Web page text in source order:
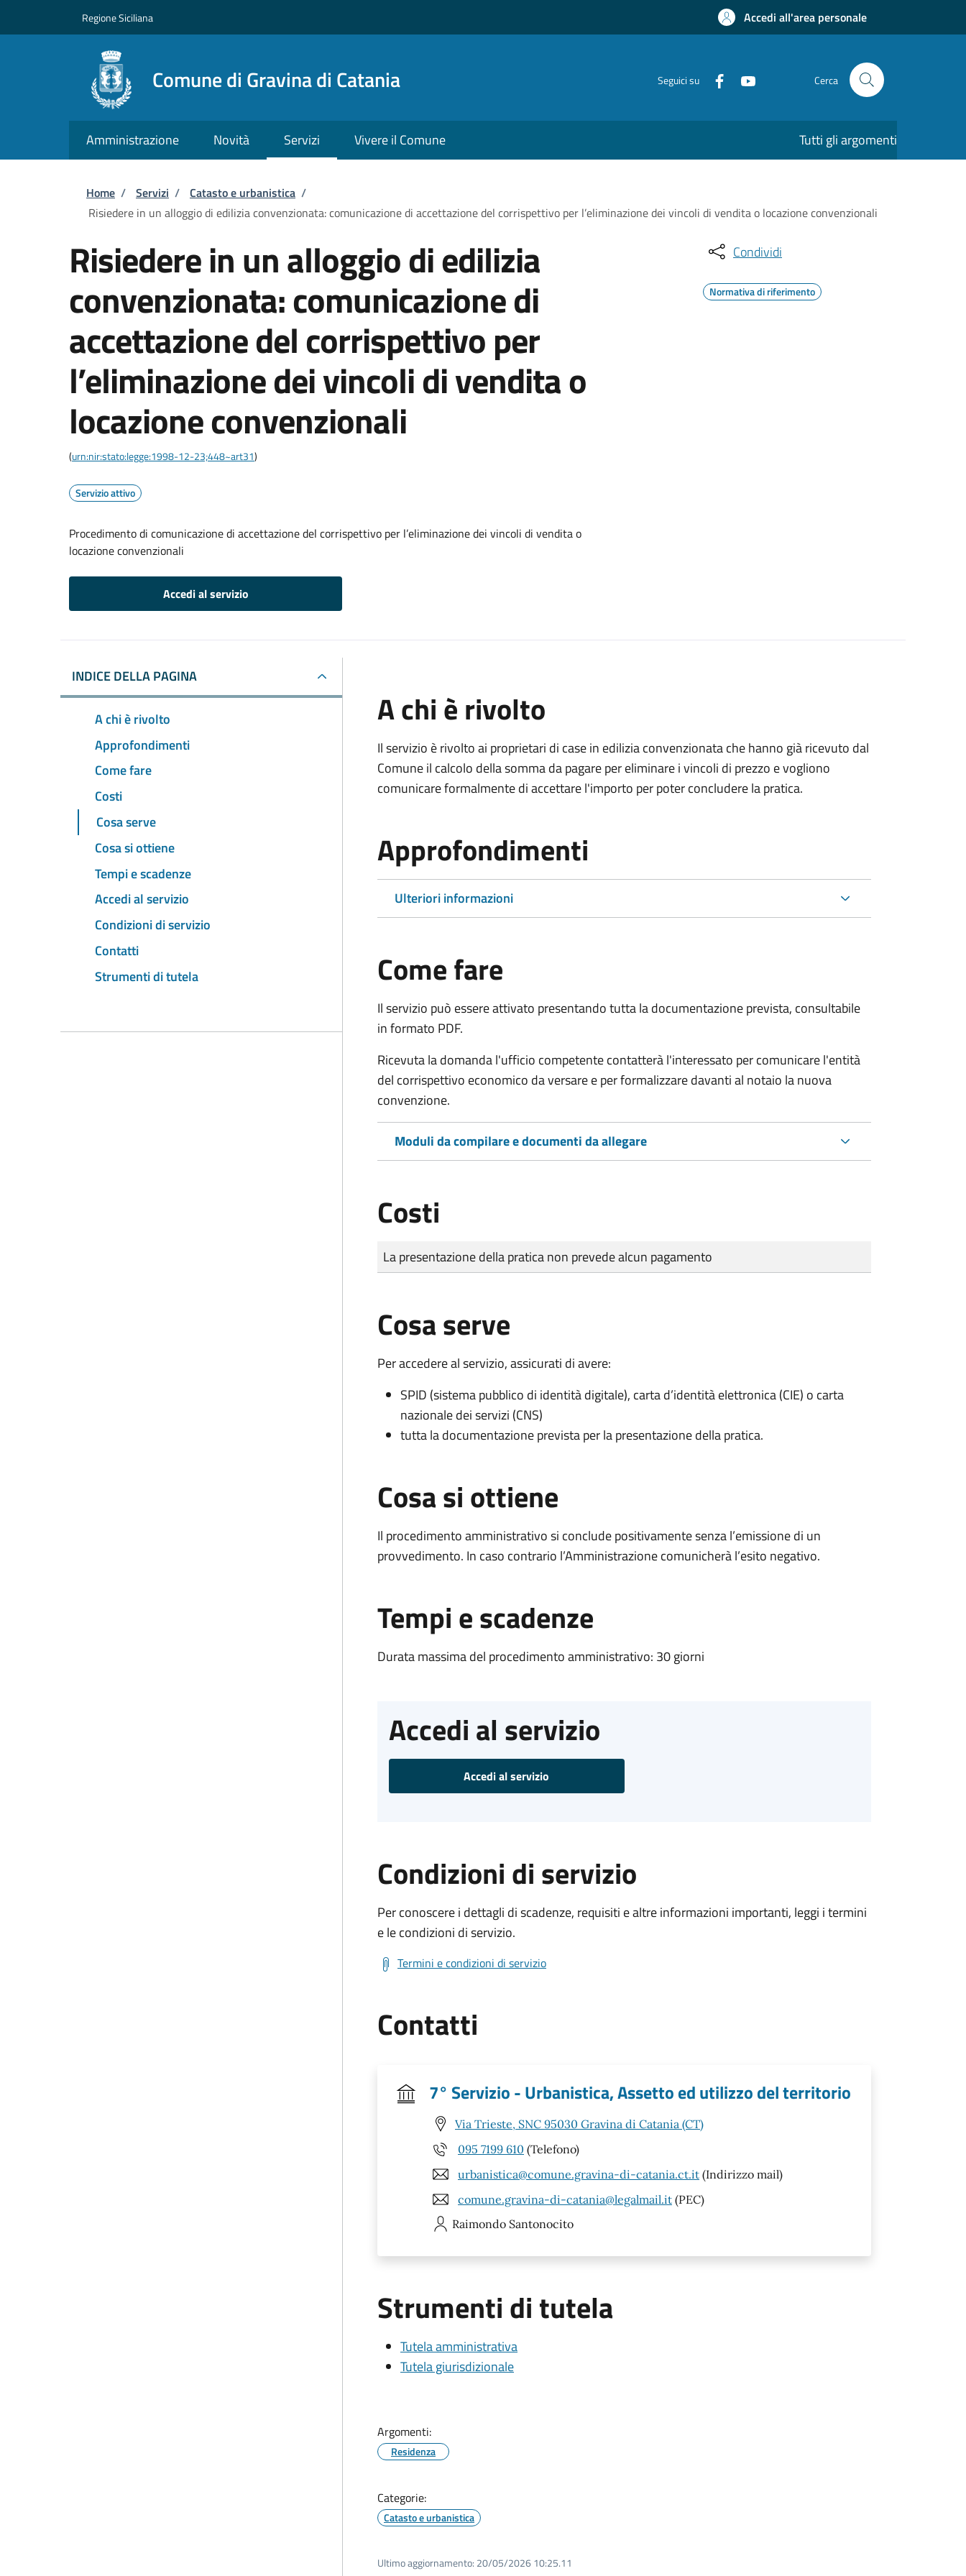
Regione Siciliana Accedi all'area personale
Comune di Gravina di Catania Seguici su Cerca
Amministrazione Novità Servizi Vivere il Comune Tutti gli argomenti
Briciole di pane
Home / Servizi / Catasto e urbanistica /
Risiedere in un alloggio di edilizia convenzionata: comunicazione di accettazione del corrispettivo per l’eliminazione dei vincoli di vendita o locazione convenzionali
Risiedere in un alloggio di edilizia
convenzionata: comunicazione di
accettazione del corrispettivo per
l’eliminazione dei vincoli di vendita o
locazione convenzionali
(urn:nir:stato:legge:1998-12-23;448~art31)
Servizio attivo
Procedimento di comunicazione di accettazione del corrispettivo per l’eliminazione dei vincoli di vendita o
locazione convenzionali
Accedi al servizio
Condividi
Normativa di riferimento
INDICE DELLA PAGINA
A chi è rivolto
Approfondimenti
Come fare
Costi
Cosa serve
Cosa si ottiene
Tempi e scadenze
Accedi al servizio
Condizioni di servizio
Contatti
Strumenti di tutela
A chi è rivolto
Il servizio è rivolto ai proprietari di case in edilizia convenzionata che hanno già ricevuto dal
Comune il calcolo della somma da pagare per eliminare i vincoli di prezzo e vogliono
comunicare formalmente di accettare l'importo per poter concludere la pratica.
Approfondimenti
Ulteriori informazioni
Come fare
Il servizio può essere attivato presentando tutta la documentazione prevista, consultabile
in formato PDF.
Ricevuta la domanda l'ufficio competente contatterà l'interessato per comunicare l'entità
del corrispettivo economico da versare e per formalizzare davanti al notaio la nuova
convenzione.
Moduli da compilare e documenti da allegare
Costi
Tipo di pagamento
Importo
La presentazione della pratica non prevede alcun pagamento
Cosa serve
Per accedere al servizio, assicurati di avere:
SPID (sistema pubblico di identità digitale), carta d’identità elettronica (CIE) o carta
nazionale dei servizi (CNS)
tutta la documentazione prevista per la presentazione della pratica.
Cosa si ottiene
Il procedimento amministrativo si conclude positivamente senza l’emissione di un
provvedimento. In caso contrario l’Amministrazione comunicherà l’esito negativo.
Tempi e scadenze
Durata massima del procedimento amministrativo: 30 giorni
Accedi al servizio
Accedi al servizio
Condizioni di servizio
Per conoscere i dettagli di scadenze, requisiti e altre informazioni importanti, leggi i termini
e le condizioni di servizio.
Termini e condizioni di servizio
Contatti
7° Servizio - Urbanistica, Assetto ed utilizzo del territorio
Via Trieste, SNC 95030 Gravina di Catania (CT)
095 7199 610 (Telefono)
urbanistica@comune.gravina-di-catania.ct.it (Indirizzo mail)
comune.gravina-di-catania@legalmail.it (PEC)
Raimondo Santonocito
Strumenti di tutela
Tutela amministrativa
Tutela giurisdizionale
Argomenti:
Residenza
Categorie:
Catasto e urbanistica
Ultimo aggiornamento: 20/05/2026 10:25.11